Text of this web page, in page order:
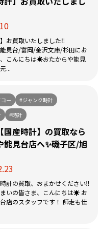
】お買取いたしました‼️
見台/富岡/金沢文庫/杉田にお
こんにちは☀️おたからや能見
...
ー
#ジャンク時計
#時計
国産時計】の買取なら
能見台店へ✨磯子区/旭
計の買取、おまかせください‼️
いの皆さま、こんにちは☀️ お
店のスタッフです！ 師走も佳